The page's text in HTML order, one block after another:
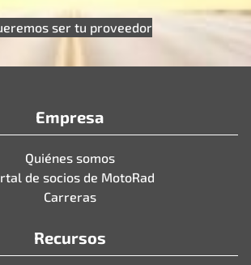
ser tu proveedor
Empresa
Quiénes somos
de socios de MotoRad
Carreras
Recursos